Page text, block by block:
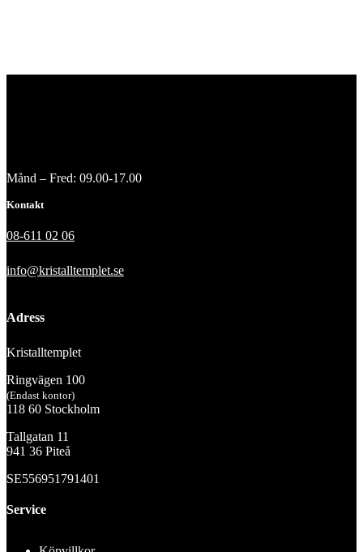
Månd – Fred: 09.00-17.00
Kontakt
08-611 02 06
info@kristalltemplet.se
Adress
Kristalltemplet
Ringvägen 100
(Endast kontor)
118 60 Stockholm
Tallgatan 11
941 36 Piteå
SE556951791401
Service